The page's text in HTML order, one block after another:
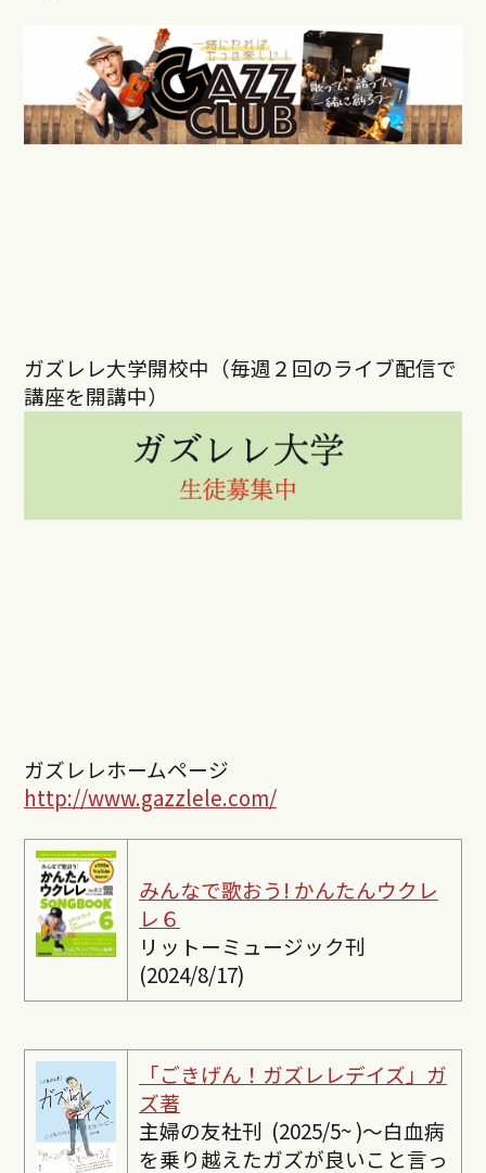
ガズレレ大学開校中（毎週２回のライブ配信で
講座を開講中）
ガズレレホームページ
http://www.gazzlele.com/
みんなで歌おう! かんたんウクレ
レ６
リットーミュージック刊
(2024/8/17)
「ごきげん！ガズレレデイズ」ガ
ズ著
主婦の友社刊 (2025/5~ )〜白血病
を乗り越えたガズが良いこと言っ